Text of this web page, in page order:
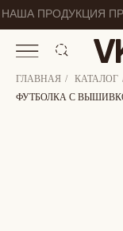
НАША ПРОДУКЦИЯ
ГЛАВНАЯ / КАТАЛОГ
ФУТБОЛКА С